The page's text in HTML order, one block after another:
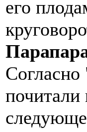
его
почитали